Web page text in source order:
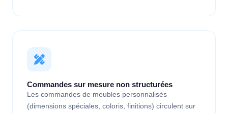
Commandes sur mesure non structurées
Les commandes de meubles personnalisés
(dimensions spéciales, coloris, finitions) circulent sur